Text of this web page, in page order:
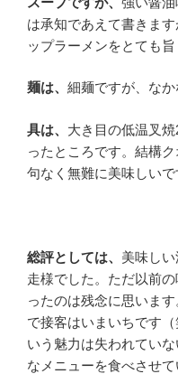
は承知であえて書きま
ップラーメンをとても
麺は、 細麺ですが、なか
具は、 大き目の低温叉
ったところです。結構
句なく無難に美味しいで
総評としては、 美味し
走様でした。ただ以前
ったのは残念に思いま
で接客はいまいちです
いう魅力は失われてい
なメニューを食べさせて